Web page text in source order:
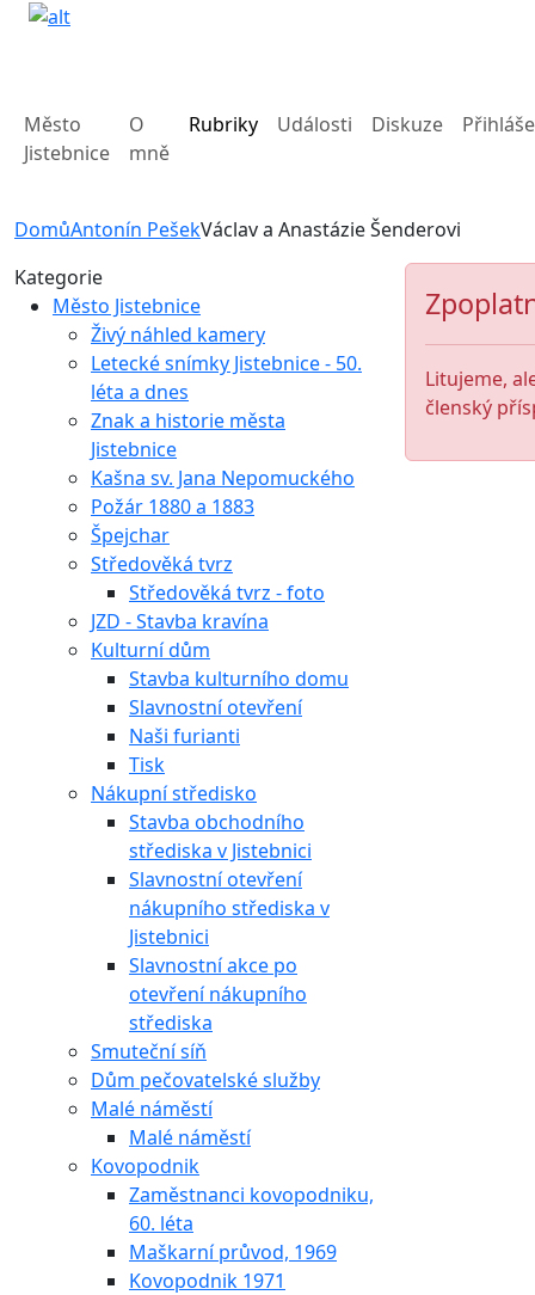
Město
Jistebnice
O
mně
Rubriky Události Diskuze
DomůAntonín PešekVáclav a Anastázie Šenderovi
Litujeme,
členský
Kategorie
Město Jistebnice
Živý náhled kamery
Letecké snímky Jistebnice - 50.
léta a dnes
Znak a historie města
Jistebnice
Kašna sv. Jana Nepomuckého
Požár 1880 a 1883
Špejchar
Středověká tvrz
Středověká tvrz - foto
JZD - Stavba kravína
Kulturní dům
Stavba kulturního domu
Slavnostní otevření
Naši furianti
Tisk
Nákupní středisko
Stavba obchodního
střediska v Jistebnici
Slavnostní otevření
nákupního střediska v
Jistebnici
Slavnostní akce po
otevření nákupního
střediska
Smuteční síň
Dům pečovatelské služby
Malé náměstí
Malé náměstí
Kovopodnik
Zaměstnanci kovopodniku,
60. léta
Maškarní průvod, 1969
Kovopodnik 1971